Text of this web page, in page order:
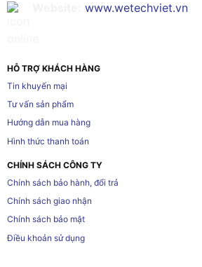
www.wetechviet.vn
HỖ TRỢ KHÁCH HÀNG
Tin khuyến mại
Tư vấn sản phẩm
Hướng dẫn mua hàng
Hình thức thanh toán
CHÍNH SÁCH CÔNG TY
Chính sách bảo hành, đổi trả
Chính sách giao nhận
Chính sách bảo mật
Điều khoản sử dụng